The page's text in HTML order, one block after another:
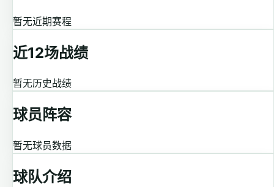
暂无近期赛程
近12场战绩
暂无历史战绩
球员阵容
暂无球员数据
球队介绍